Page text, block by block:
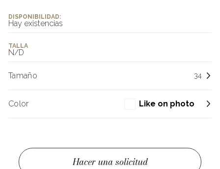
DISPONIBILIDAD:
Hay existencias
TALLA
N/D
Tamaño 34
Color Like on photo
Hacer una solicitud